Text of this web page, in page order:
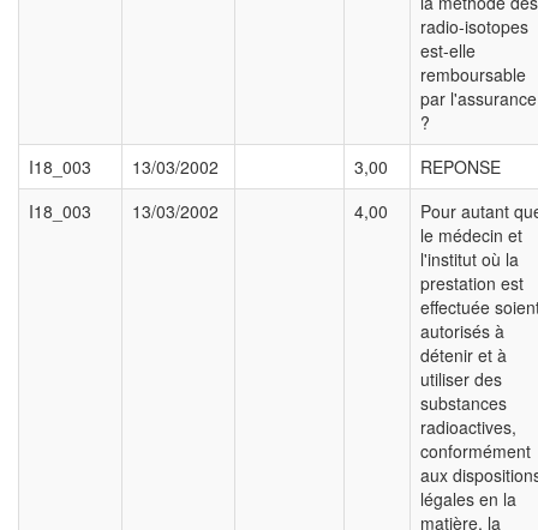
radio-isotopes
est-elle
remboursable
par l'assurance
?
I18_003
13/03/2002 3,00
REPONSE
I18_003
13/03/2002 4,00
Pour autant
le médecin et
l'institut où la
prestation est
effectuée
autorisés à
détenir et à
utiliser des
substances
radioactives,
conformément
aux
légales en la
matière, la